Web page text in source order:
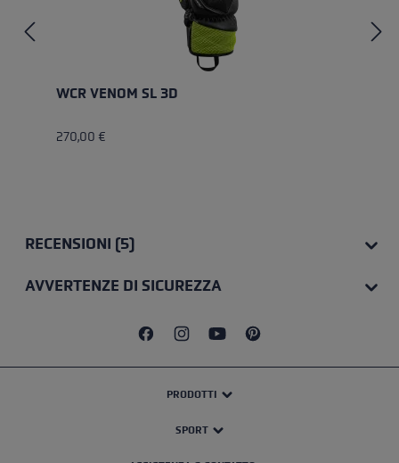
WCR VENOM SL 3D
270,00 €
RECENSIONI (5)
AVVERTENZE DI SICUREZZA
PRODOTTI
SPORT